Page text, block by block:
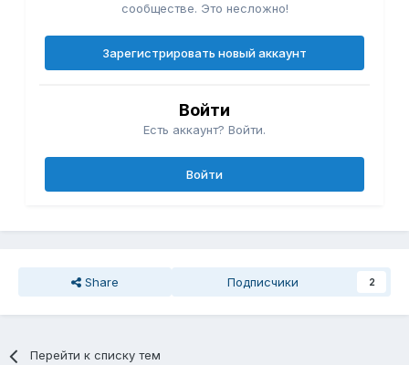
сообществе. Это несложно!
Зарегистрировать новый аккаунт
Войти
Есть аккаунт? Войти.
Войти
Share Подписчики 2
Перейти к списку тем